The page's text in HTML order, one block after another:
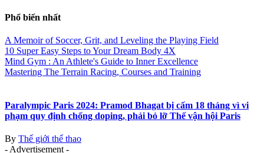
Phổ biến nhất
A Memoir of Soccer, Grit, and Leveling the Playing Field
10 Super Easy Steps to Your Dream Body 4X
Mind Gym : An Athlete's Guide to Inner Excellence
Mastering The Terrain Racing, Courses and Training
Paralympic Paris 2024: Pramod Bhagat bị cấm 18 tháng vì vi
phạm quy định chống doping, phải bỏ lỡ Thế vận hội Paris
By Thế giới thể thao
- Advertisement -